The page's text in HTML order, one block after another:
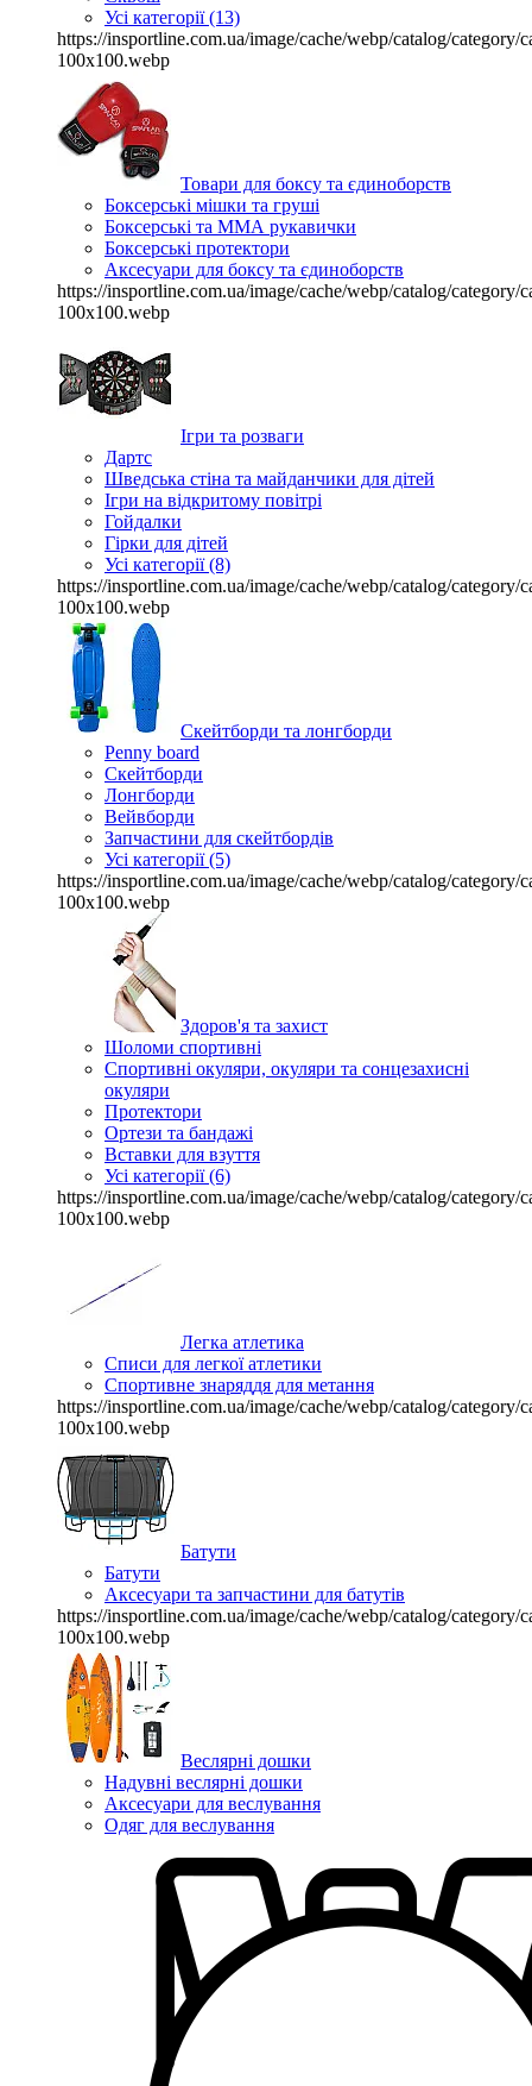
Усі категорії (13)
https://insportline.com.ua/image/cache/webp/catalog/category/
100x100.webp
Товари для боксу та єдиноборств
Боксерські мішки та груші
Боксерські та ММА рукавички
Боксерські протектори
Аксесуари для боксу та єдиноборств
https://insportline.com.ua/image/cache/webp/catalog/category/
100x100.webp
Ігри та розваги
Дартс
Шведська стіна та майданчики для дітей
Ігри на відкритому повітрі
Гойдалки
Гірки для дітей
Усі категорії (8)
https://insportline.com.ua/image/cache/webp/catalog/category/
100x100.webp
Скейтборди та лонгборди
Penny board
Скейтборди
Лонгборди
Вейвборди
Запчастини для скейтбордів
Усі категорії (5)
https://insportline.com.ua/image/cache/webp/catalog/category/
100x100.webp
Здоров'я та захист
Шоломи спортивні
Спортивні окуляри, окуляри та сонцезахисні
окуляри
Протектори
Ортези та бандажі
Вставки для взуття
Усі категорії (6)
https://insportline.com.ua/image/cache/webp/catalog/category/
100x100.webp
Легка атлетика
Списи для легкої атлетики
Спортивне знаряддя для метання
https://insportline.com.ua/image/cache/webp/catalog/category/
100x100.webp
Батути
Батути
Аксесуари та запчастини для батутів
https://insportline.com.ua/image/cache/webp/catalog/category/
100x100.webp
Веслярні дошки
Надувні веслярні дошки
Аксесуари для веслування
Одяг для веслування